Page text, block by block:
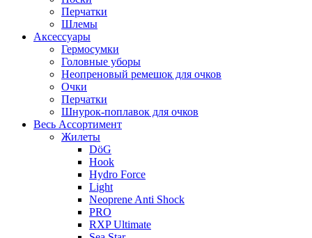
Перчатки
Шлемы
Аксессуары
Гермосумки
Головные уборы
Неопреновый ремешок для очков
Очки
Перчатки
Шнурок-поплавок для очков
Весь Ассортимент
Жилеты
DöG
Hook
Hydro Force
Light
Neoprene Anti Shock
PRO
RXP Ultimate